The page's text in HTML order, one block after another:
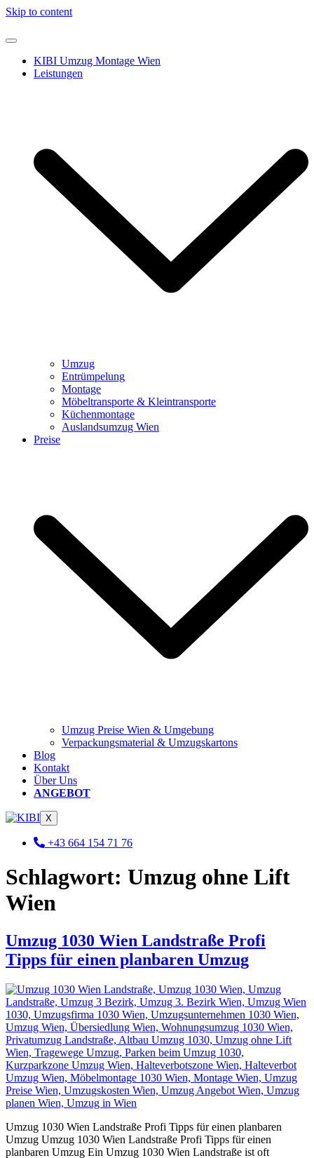
Skip to content
KIBI Umzug Montage Wien
Leistungen
Umzug
Entrümpelung
Montage
Möbeltransporte & Kleintransporte
Küchenmontage
Auslandsumzug Wien
Preise
Umzug Preise Wien & Umgebung
Verpackungsmaterial & Umzugskartons
Blog
Kontakt
Über Uns
ANGEBOT
X
+43 664 154 71 76
Schlagwort: Umzug ohne Lift
Wien
Umzug 1030 Wien Landstraße Profi
Tipps für einen planbaren Umzug
Umzug 1030 Wien Landstraße Profi Tipps für einen planbaren
Umzug Umzug 1030 Wien Landstraße Profi Tipps für einen
planbaren Umzug Ein Umzug 1030 Wien Landstraße ist oft